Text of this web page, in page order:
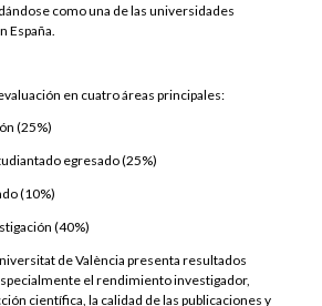
como una de las universidades
España.
en cuatro áreas principales:
(25%)
egresado (25%)
(10%)
(40%)
de València presenta resultados
el rendimiento investigador,
científica, la calidad de las publicaciones y